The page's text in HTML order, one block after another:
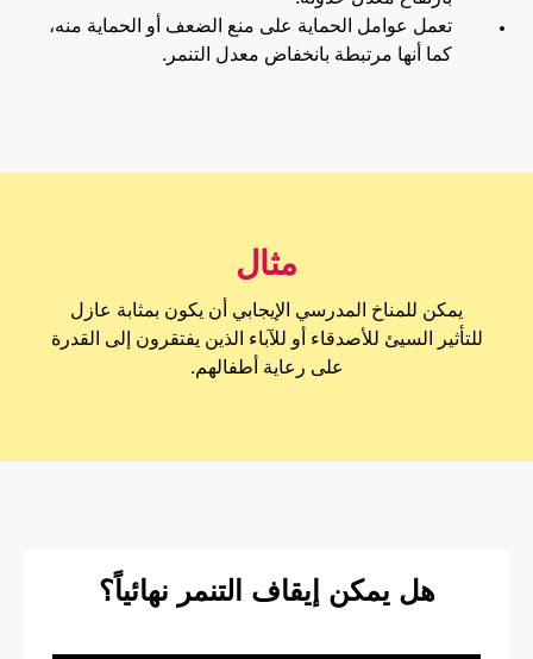
تعمل عوامل الحماية على منع الضعف أو الحماية منه،
كما أنها مرتبطة بانخفاض معدل التنمر.
مثال
يمكن للمناخ المدرسي الإيجابي أن يكون بمثابة عازل
للتأثير السيئ للأصدقاء أو للآباء الذين يفتقرون إلى القدرة
على رعاية أطفالهم.
هل يمكن إيقاف التنمر نهائياً؟